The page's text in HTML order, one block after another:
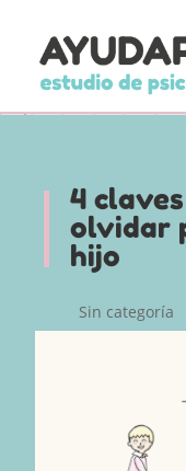
4
olvidar
hijo
Sin categoría